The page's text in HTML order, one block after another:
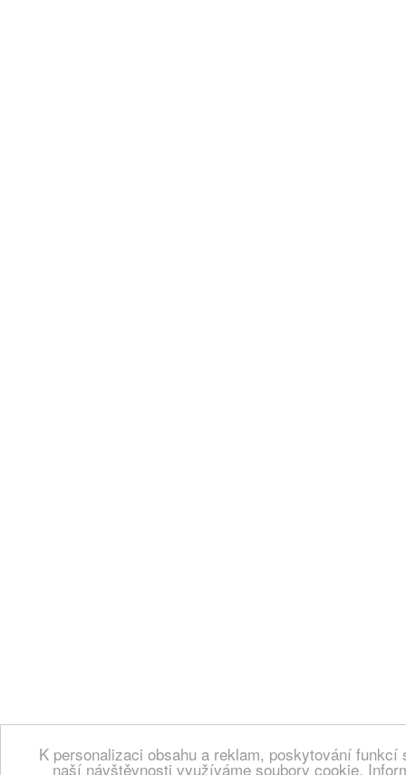
K personalizaci obsahu a reklam, poskytování
naší návštěvnosti využíváme soubory cookie.